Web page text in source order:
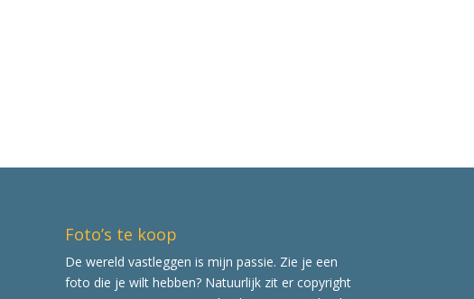
Foto’s te koop
De wereld vastleggen is mijn passie. Zie je een
foto die je wilt hebben? Natuurlijk zit er copyright